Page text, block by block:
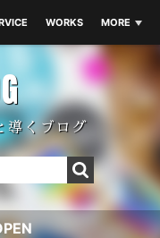
MORE
THEME
BLOG
CONTACT
WORKS
導くブログ